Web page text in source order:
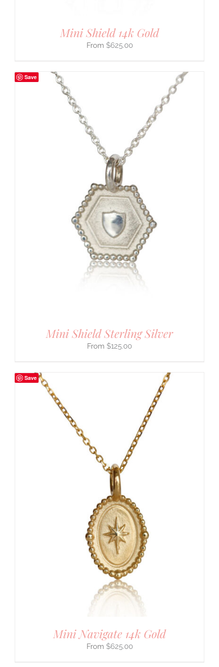
Mini Shield 14k Gold
$625.00
Save
Mini Shield Sterling Silver
$125.00
Save
Mini Navigate 14k Gold
$625.00